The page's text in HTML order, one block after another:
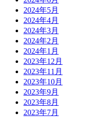
2024年5月
2024年4月
2024年3月
2024年2月
2024年1月
2023年12月
2023年11月
2023年10月
2023年9月
2023年8月
2023年7月